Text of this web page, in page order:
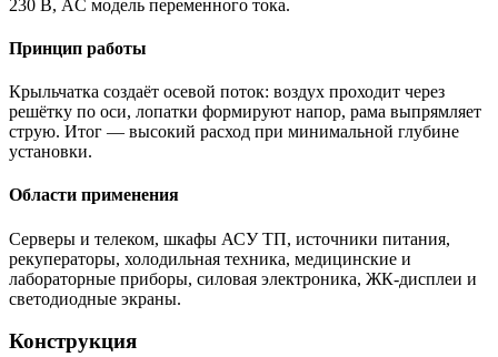
230 В, AC модель переменного тока.
Принцип работы
Крыльчатка создаёт осевой поток: воздух проходит через
решётку по оси, лопатки формируют напор, рама выпрямляет
струю. Итог — высокий расход при минимальной глубине
установки.
Области применения
Серверы и телеком, шкафы АСУ ТП, источники питания,
рекуператоры, холодильная техника, медицинские и
лабораторные приборы, силовая электроника, ЖК-дисплеи и
светодиодные экраны.
Конструкция